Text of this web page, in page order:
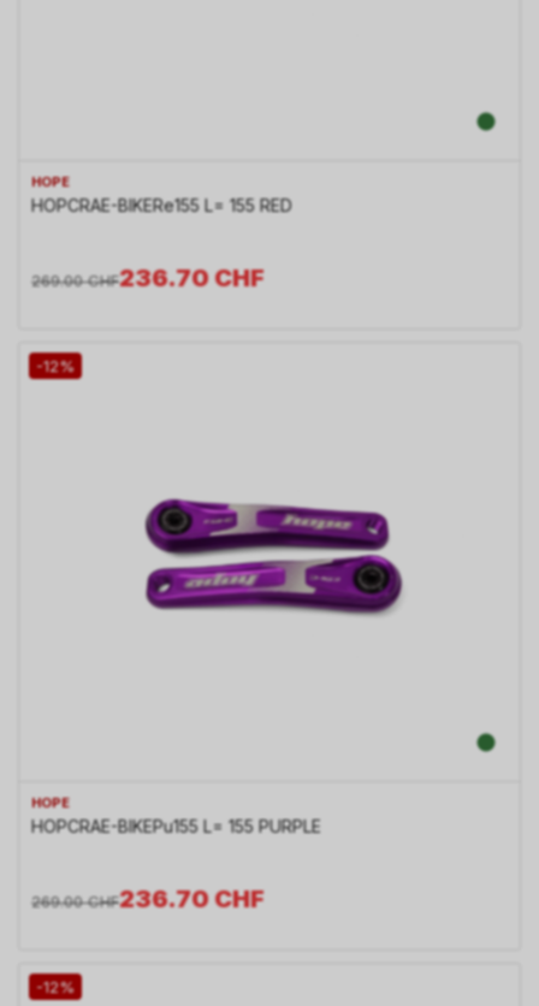
HOPE
HOPCRAE-BIKERe155 L= 155 RED
236.70CHF
269.00 CHF
-12%
HOPE
HOPCRAE-BIKEPu155 L= 155 PURPLE
236.70CHF
269.00 CHF
-12%